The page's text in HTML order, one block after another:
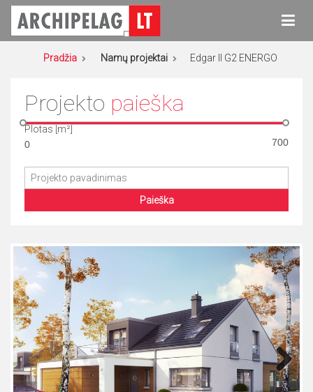
Eiti
turinio
Archipelag
Namų projektai
Pradžia Namų projektai Edgar II G2 ENERGO
Projekto paieška
Plotas [m²]
Paieška